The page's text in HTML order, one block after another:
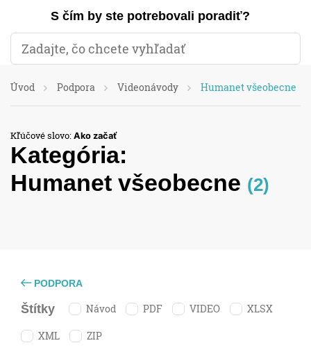
S čím by ste potrebovali poradiť?
Úvod Podpora Videonávody Humanet všeobecne
Kľúčové slovo: Ako začať
Kategória:
Humanet všeobecne (2)
PODPORA
Štítky Návod PDF VIDEO XLSX
XML ZIP